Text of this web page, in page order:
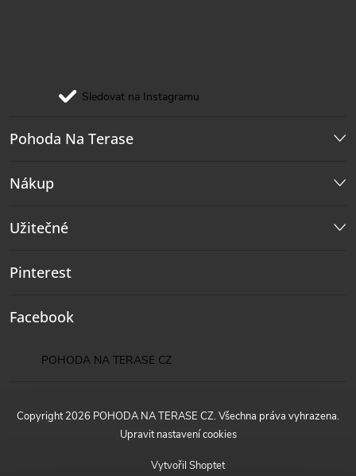
Sledovat na Instagramu
Pohoda Na Terase
Nákup
Užitečné
Pinterest
Facebook
POHODA NA TERASE CZ
Vytvořil Shoptet
Copyright 2026 POHODA NA TERASE CZ. Všechna práva vyhrazena.
Upravit nastavení cookies